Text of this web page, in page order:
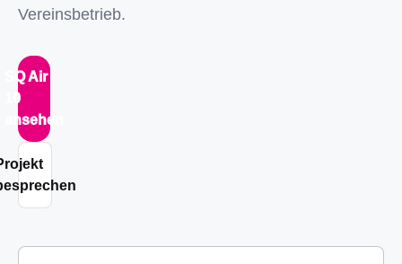
Vereinsbetrieb.
SQ Air
10
ansehen